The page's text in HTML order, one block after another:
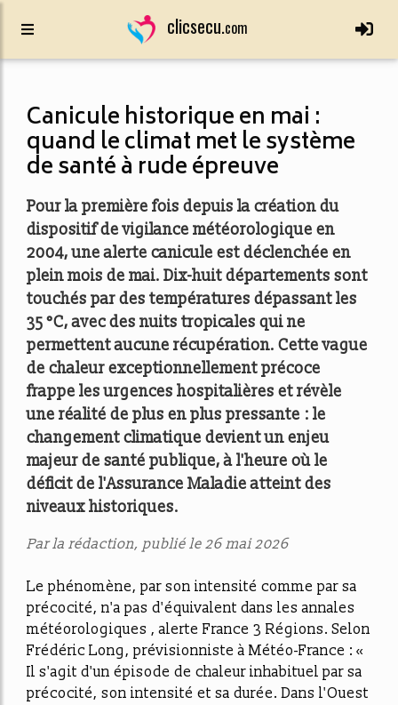
clicsecu.com
Canicule historique en mai :
quand le climat met le système
de santé à rude épreuve
Pour la première fois depuis la création du
dispositif de vigilance météorologique en
2004, une alerte canicule est déclenchée en
plein mois de mai. Dix-huit départements sont
touchés par des températures dépassant les
35 °C, avec des nuits tropicales qui ne
permettent aucune récupération. Cette vague
de chaleur exceptionnellement précoce
frappe les urgences hospitalières et révèle
une réalité de plus en plus pressante : le
changement climatique devient un enjeu
majeur de santé publique, à l'heure où le
déficit de l'Assurance Maladie atteint des
niveaux historiques.
Par la rédaction, publié le 26 mai 2026
Le phénomène, par son intensité comme par sa
précocité, n'a pas d'équivalent dans les annales
météorologiques , alerte France 3 Régions. Selon
Frédéric Long, prévisionniste à Météo-France : «
Il s'agit d'un épisode de chaleur inhabituel par sa
précocité, son intensité et sa durée. Dans l'Ouest